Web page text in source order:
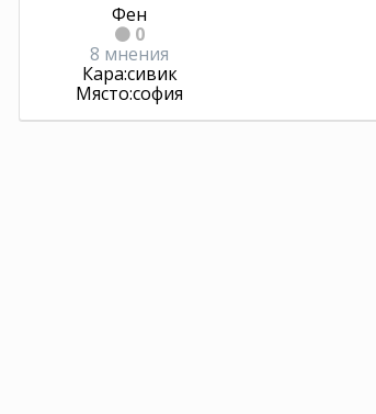
Фен
0
8 мнения
Кара:сивик
Място:софия